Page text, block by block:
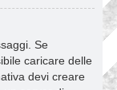
Se
caricare delle
devi creare